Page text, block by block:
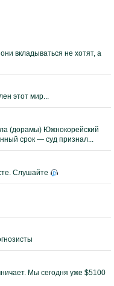
вкладываться не хотят, а
этот мир...
(дорамы) Южнокорейский
срок — суд признал...
Слушайте
Мы сегодня уже $5100